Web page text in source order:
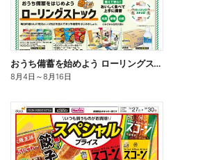
おうち備蓄を始めよう ローリングストック
8月4日 ～8月16日